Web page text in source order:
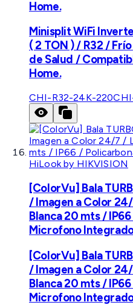
Home.
Minisplit WiFi
( 2 TON ) / R32 /
de Salud /
Home.
CHI-R32-24K-220
HiLook by HIKVISION
[ColorVu] Bala
/ Imagen a Color
Blanca 20 mts /
Microfono
[ColorVu] Bala
/ Imagen a Color
Blanca 20 mts /
Microfono